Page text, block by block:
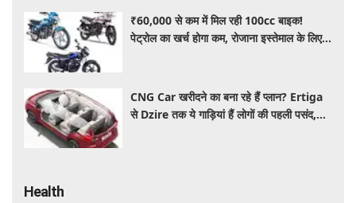
₹60,000 से कम में मिल रही 100cc बाइक!
पेट्रोल का खर्च होगा कम, रोजाना इस्तेमाल के लिए है
CNG Car खरीदने का बना रहे हैं प्लान? Ertiga
से Dzire तक ये गाड़ियां हैं लोगों की पहली पसंद,
Health